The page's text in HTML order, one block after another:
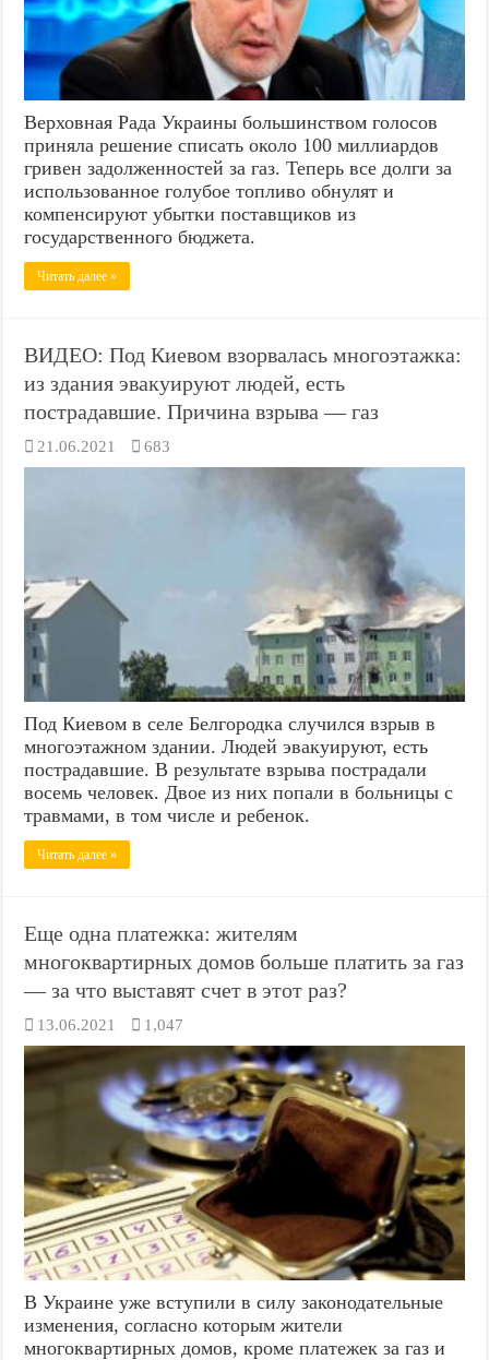
Верховная Рада Украины большинством голосов
приняла решение списать около 100 миллиардов
гривен задолженностей за газ. Теперь все долги за
использованное голубое топливо обнулят и
компенсируют убытки поставщиков из
государственного бюджета.
Читать далее »
ВИДЕО: Под Киевом взорвалась многоэтажка:
из здания эвакуируют людей, есть
пострадавшие. Причина взрыва — газ
21.06.2021 683
Под Киевом в селе Белгородка случился взрыв в
многоэтажном здании. Людей эвакуируют, есть
пострадавшие. В результате взрыва пострадали
восемь человек. Двое из них попали в больницы с
травмами, в том числе и ребенок.
Читать далее »
Еще одна платежка: жителям
многоквартирных домов больше платить за газ
— за что выставят счет в этот раз?
13.06.2021 1,047
В Украине уже вступили в силу законодательные
изменения, согласно которым жители
многоквартирных домов, кроме платежек за газ и